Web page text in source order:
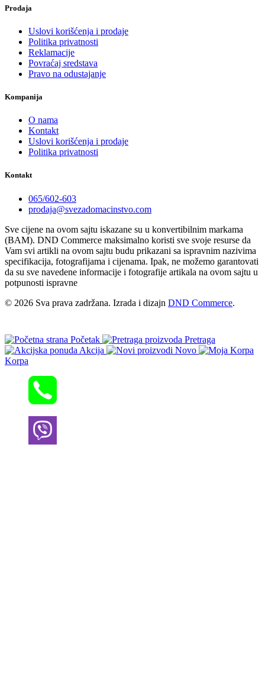
Prodaja
Uslovi korišćenja i prodaje
Politika privatnosti
Reklamacije
Povraćaj sredstava
Pravo na odustajanje
Kompanija
O nama
Kontakt
Uslovi korišćenja i prodaje
Politika privatnosti
Kontakt
065/602-603
prodaja@svezadomacinstvo.com
Sve cijene na ovom sajtu iskazane su u konvertibilnim markama
(BAM). DND Commerce maksimalno koristi sve svoje resurse da
Vam svi artikli na ovom sajtu budu prikazani sa ispravnim nazivima
specifikacija, fotografijama i cijenama. Ipak, ne možemo garantovati
da su sve navedene informacije i fotografije artikala na ovom sajtu u
potpunosti ispravne
© 2026 Sva prava zadržana. Izrada i dizajn DND Commerce.
Početak
Pretraga
Akcija
Novo
Korpa